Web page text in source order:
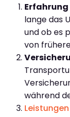
lange das
und ob es
von
während
Leistungen